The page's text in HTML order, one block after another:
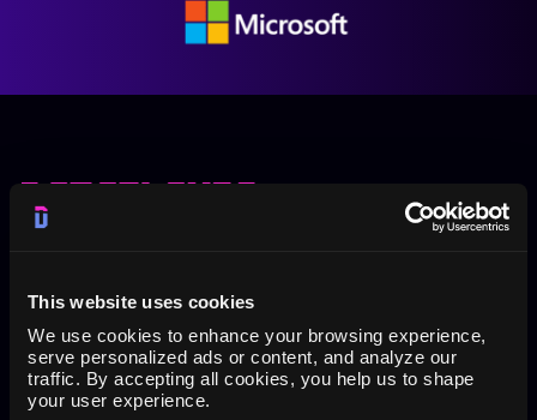
This website uses cookies
We use cookies to enhance your browsing experience,
serve personalized ads or content, and analyze our
traffic. By accepting all cookies, you help us to shape
your user experience.
(Qlik, Tableau, Power BI) y Google BigQuery
El complemento Dataslayer es una herramienta de
generación de informes para tus métricas de
marketing de PPC/SEM en línea en Google Sheets y
Google Data Studio de Adwords, Analytics, Facebook y